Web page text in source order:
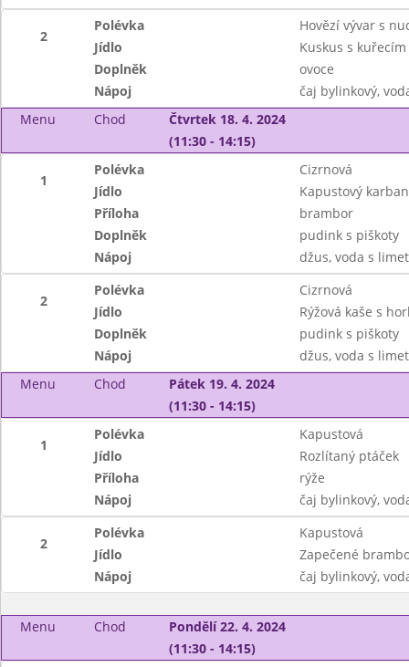
2
Polévka
Hovězí vývar s
Jídlo
Kuskus s
Doplněk
ovoce
Nápoj
čaj bylinkový,
Menu
Chod
Čtvrtek 18. 4. 2024
(11:30 - 14:15)
1
Polévka
Cizrnová
Jídlo
Kapustový
Příloha
brambor
Doplněk
pudink s piškoty
Nápoj
džus, voda s
2
Polévka
Cizrnová
Jídlo
Rýžová kaše s
Doplněk
pudink s piškoty
Nápoj
džus, voda s
Menu
Chod
Pátek 19. 4. 2024
(11:30 - 14:15)
1
Polévka
Kapustová
Jídlo
Rozlítaný ptáček
Příloha
rýže
Nápoj
čaj bylinkový,
2
Polévka
Kapustová
Jídlo
Zapečené
Nápoj
čaj bylinkový,
Menu Chod
Pondělí 22. 4. 2024
(11:30 - 14:15)